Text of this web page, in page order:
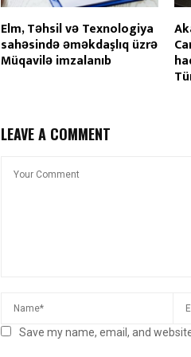
Elm, Təhsil və Texnologiya
sahəsində əməkdaşlıq üzrə
Müqavilə imzalanıb
LEAVE A COMMENT
Save my name, email, and